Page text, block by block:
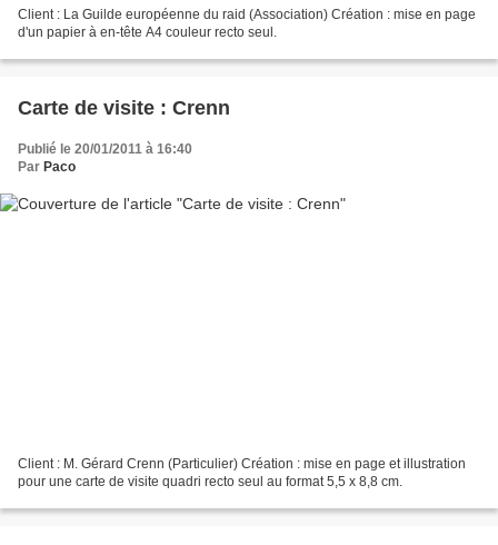
Client : La Guilde européenne du raid (Association) Création : mise en page
d'un papier à en-tête A4 couleur recto seul.
Carte de visite : Crenn
Publié le 20/01/2011 à 16:40
Par Paco
Client : M. Gérard Crenn (Particulier) Création : mise en page et illustration
pour une carte de visite quadri recto seul au format 5,5 x 8,8 cm.